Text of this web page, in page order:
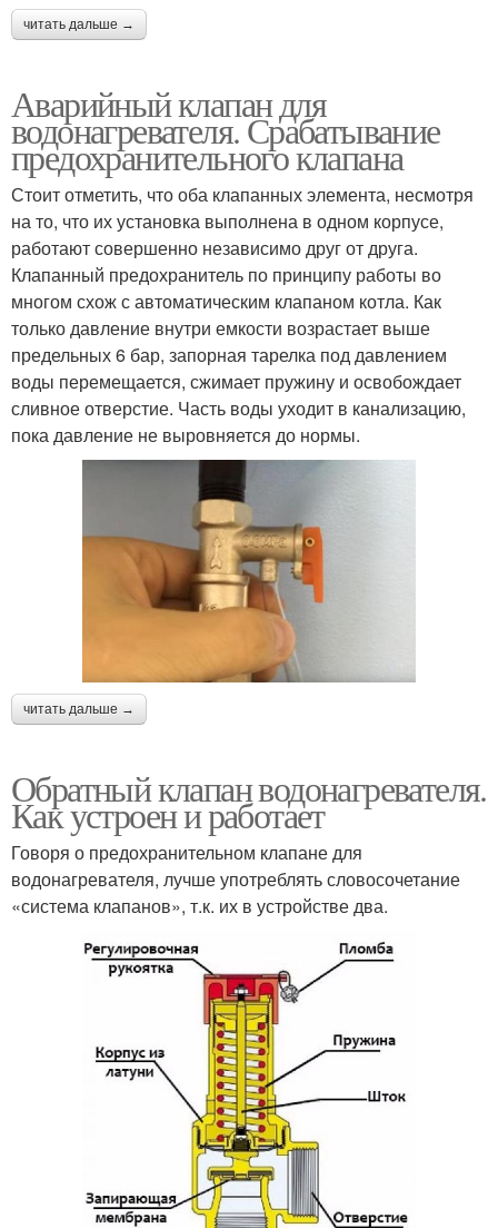
читать дальше →
Аварийный клапан для
водонагревателя. Срабатывание
предохранительного клапана
Стоит отметить, что оба клапанных элемента, несмотря
на то, что их установка выполнена в одном корпусе,
работают совершенно независимо друг от друга.
Клапанный предохранитель по принципу работы во
многом схож с автоматическим клапаном котла. Как
только давление внутри емкости возрастает выше
предельных 6 бар, запорная тарелка под давлением
воды перемещается, сжимает пружину и освобождает
сливное отверстие. Часть воды уходит в канализацию,
пока давление не выровняется до нормы.
читать дальше →
Обратный клапан водонагревателя.
Как устроен и работает
Говоря о предохранительном клапане для
водонагревателя, лучше употреблять словосочетание
«система клапанов», т.к. их в устройстве два.